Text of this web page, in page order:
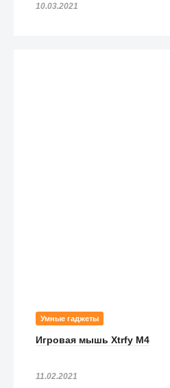
10.03.2021
Умные гаджеты
Игровая мышь Xtrfy M4
11.02.2021